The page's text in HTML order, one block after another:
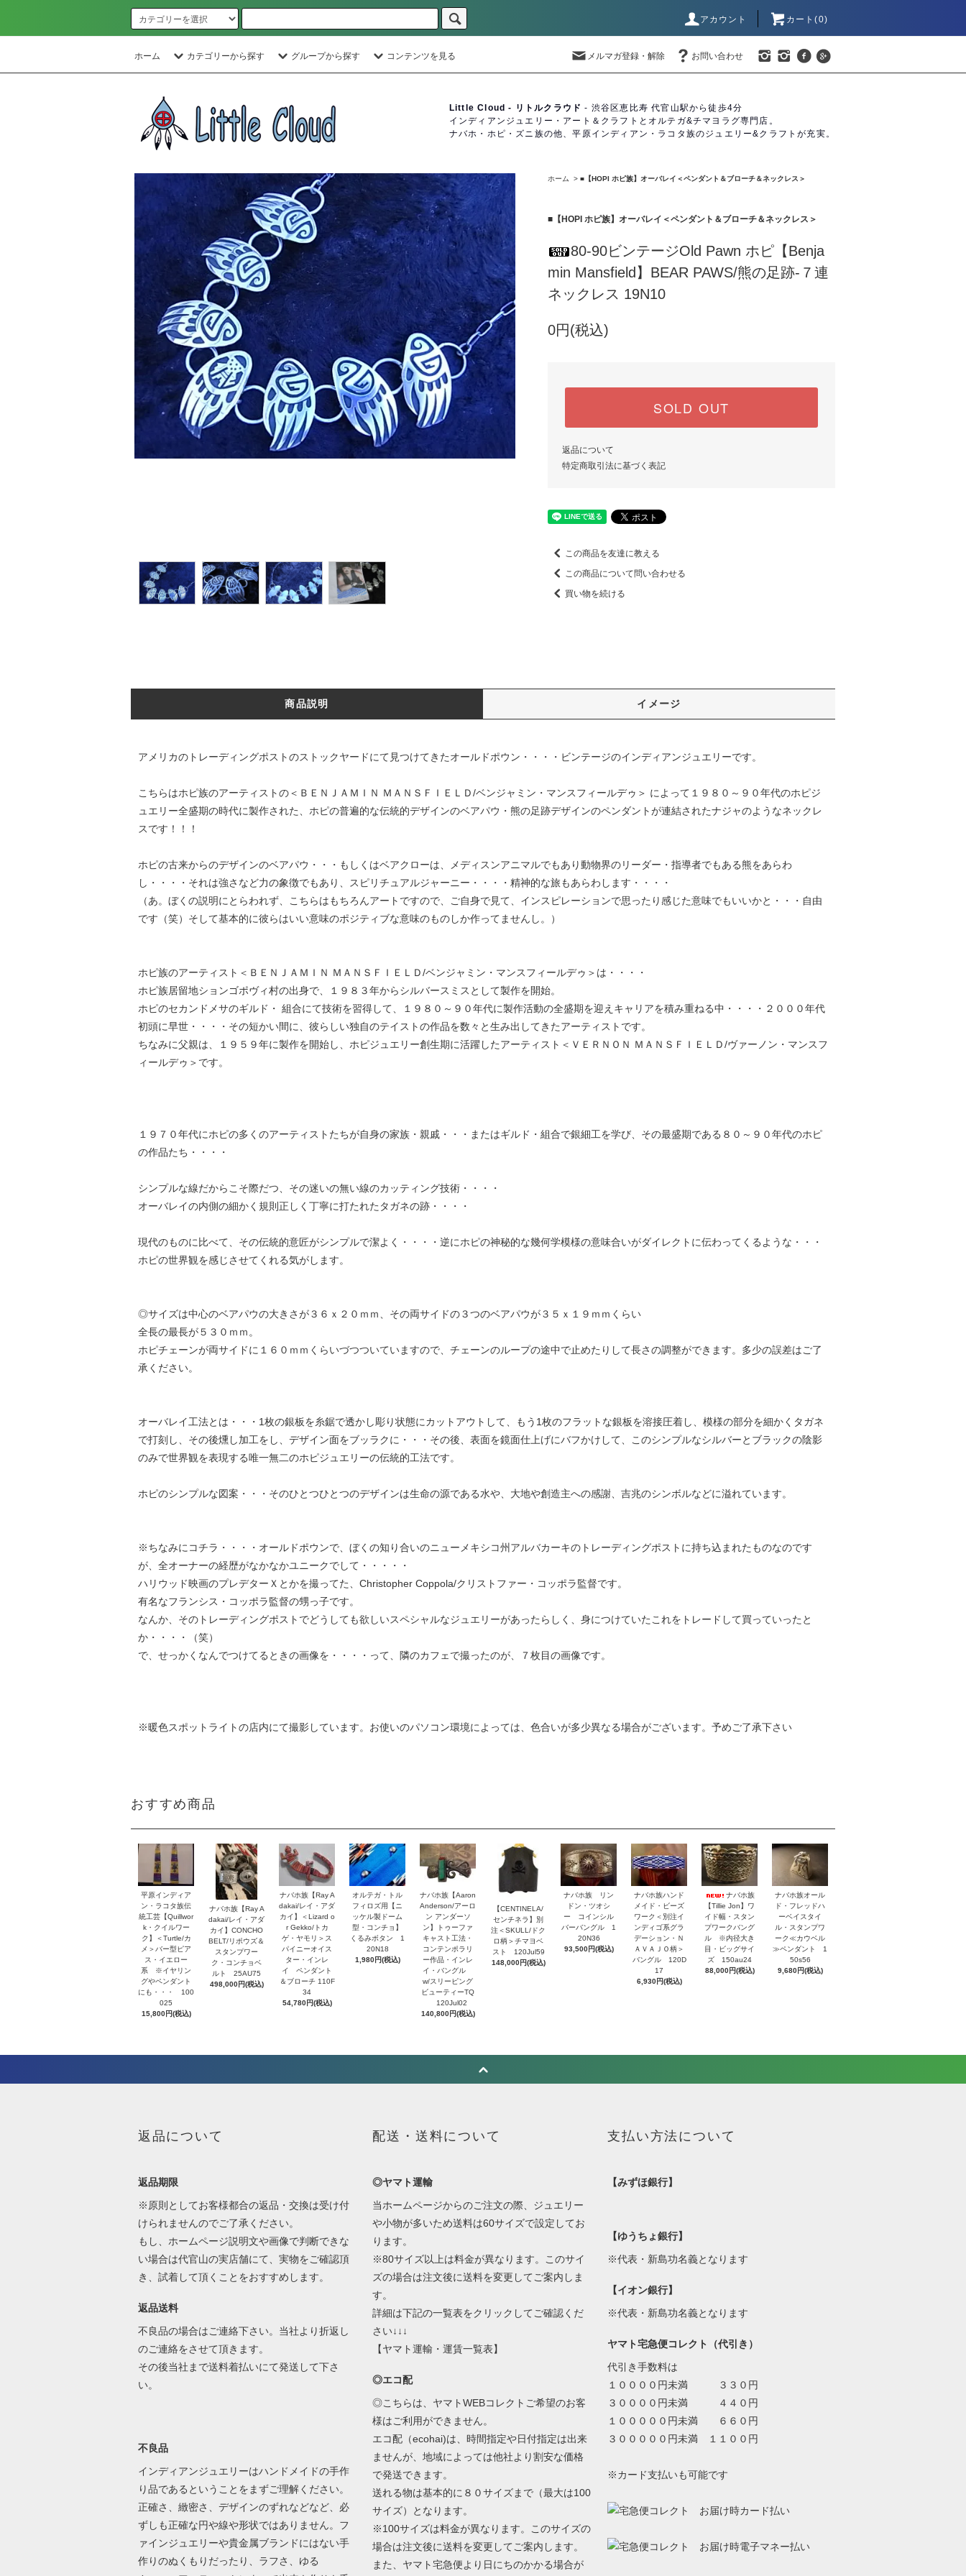
アカウント カート(0)
ホーム カテゴリーから探す グループから探す コンテンツを見る メルマガ登録・解除 お問い合わせ
Little Cloud - リトルクラウド - 渋谷区恵比寿 代官山駅から徒歩4分
インディアンジュエリー・アート＆クラフトとオルテガ&チマヨラグ専門店。
ナバホ・ホピ・ズニ族の他、平原インディアン・ラコタ族のジュエリー&クラフトが充実。
ホーム > ■【HOPI ホピ族】オーバレイ＜ペンダント＆ブローチ＆ネックレス＞
■【HOPI ホピ族】オーバレイ＜ペンダント＆ブローチ＆ネックレス＞
80-90ビンテージOld Pawn ホピ【Benja
min Mansfield】BEAR PAWS/熊の足跡-７連
ネックレス 19N10
0円(税込)
SOLD OUT
返品について
特定商取引法に基づく表記
この商品を友達に教える
この商品について問い合わせる
買い物を続ける
商品説明 イメージ
アメリカのトレーディングポストのストックヤードにて見つけてきたオールドポウン・・・・ビンテージのインディアンジュエリーです。
こちらはホピ族のアーティストの＜ＢＥＮＪＡＭＩＮ ＭＡＮＳＦＩＥＬＤ/ベンジャミン・マンスフィールデゥ＞ によって１９８０～９０年代のホピジ
ュエリー全盛期の時代に製作された、ホピの普遍的な伝統的デザインのベアパウ・熊の足跡デザインのペンダントが連結されたナジャのようなネックレ
スです！！！
ホピの古来からのデザインのベアパウ・・・もしくはベアクローは、メディスンアニマルでもあり動物界のリーダー・指導者でもある熊をあらわ
し・・・・それは強さなど力の象徴でもあり、スピリチュアルジャーニー・・・・精神的な旅もあらわします・・・・
（あ。ぼくの説明にとらわれず、こちらはもちろんアートですので、ご自身で見て、インスピレーションで思ったり感じた意味でもいいかと・・・自由
です（笑）そして基本的に彼らはいい意味のポジティブな意味のものしか作ってませんし。）
ホピ族のアーティスト＜ＢＥＮＪＡＭＩＮ ＭＡＮＳＦＩＥＬＤ/ベンジャミン・マンスフィールデゥ＞は・・・・
ホピ族居留地ションゴポヴィ村の出身で、１９８３年からシルバースミスとして製作を開始。
ホピのセカンドメサのギルド・ 組合にて技術を習得して、１９８０～９０年代に製作活動の全盛期を迎えキャリアを積み重ねる中・・・・２０００年代
初頭に早世・・・・その短かい間に、彼らしい独自のテイストの作品を数々と生み出してきたアーティストです。
ちなみに父親は、１９５９年に製作を開始し、ホピジュエリー創生期に活躍したアーティスト＜ＶＥＲＮＯＮ ＭＡＮＳＦＩＥＬＤ/ヴァーノン・マンスフ
ィールデゥ＞です。
１９７０年代にホピの多くのアーティストたちが自身の家族・親戚・・・またはギルド・組合で銀細工を学び、その最盛期である８０～９０年代のホピ
の作品たち・・・・
シンプルな線だからこそ際だつ、その迷いの無い線のカッティング技術・・・・
オーバレイの内側の細かく規則正しく丁寧に打たれたタガネの跡・・・・
現代のものに比べて、その伝統的意匠がシンプルで潔よく・・・・逆にホピの神秘的な幾何学模様の意味合いがダイレクトに伝わってくるような・・・
ホピの世界観を感じさせてくれる気がします。
◎サイズは中心のベアパウの大きさが３６ｘ２０ｍｍ、その両サイドの３つのベアパウが３５ｘ１９ｍｍくらい
全長の最長が５３０ｍｍ。
ホピチェーンが両サイドに１６０ｍｍくらいづつついていますので、チェーンのループの途中で止めたりして長さの調整ができます。多少の誤差はご了
承ください。
オーバレイ工法とは・・・1枚の銀板を糸鋸で透かし彫り状態にカットアウトして、もう1枚のフラットな銀板を溶接圧着し、模様の部分を細かくタガネ
で打刻し、その後燻し加工をし、デザイン面をブッラクに・・・その後、表面を鏡面仕上げにバフかけして、このシンプルなシルバーとブラックの陰影
のみで世界観を表現する唯一無二のホピジュエリーの伝統的工法です。
ホピのシンプルな図案・・・そのひとつひとつのデザインは生命の源である水や、大地や創造主への感謝、吉兆のシンボルなどに溢れています。
※ちなみにコチラ・・・・オールドポウンで、ぼくの知り合いのニューメキシコ州アルバカーキのトレーディングポストに持ち込まれたものなのです
が、全オーナーの経歴がなかなかユニークでして・・・・・
ハリウッド映画のプレデターＸとかを撮ってた、Christopher Coppola/クリストファー・コッポラ監督です。
有名なフランシス・コッポラ監督の甥っ子です。
なんか、そのトレーディングポストでどうしても欲しいスペシャルなジュエリーがあったらしく、身につけていたこれをトレードして買っていったと
か・・・・（笑）
で、せっかくなんでつけてるときの画像を・・・・って、隣のカフェで撮ったのが、７枚目の画像です。
※暖色スポットライトの店内にて撮影しています。お使いのパソコン環境によっては、色合いが多少異なる場合がございます。予めご了承下さい
おすすめ商品
平原インディア
ン・ラコタ族伝
統工芸【Quillwor
k・クイルワー
ク】＜Turtle/カ
メ＞バー型ピア
ス・イエロー
系 ※イヤリン
グやペンダント
にも・・・ 100
025
15,800円(税込)
ナバホ族【Ray A
dakai/レイ・アダ
カイ】CONCHO
BELT/リポウズ＆
スタンプワー
ク・コンチョベ
ルト 25AU75
498,000円(税込)
ナバホ族【Ray A
dakai/レイ・アダ
カイ】＜Lizard o
r Gekko/トカ
ゲ・ヤモリ＞ス
パイニーオイス
ター・インレ
イ ペンダント
＆ブローチ 110F
34
54,780円(税込)
オルテガ・トル
フィロズ用【ニ
ッケル製ドーム
型・コンチョ】
くるみボタン 1
20N18
1,980円(税込)
ナバホ族【Aaron
Anderson/アーロ
ン アンダーソ
ン】トゥーファ
キャスト工法・
コンテンポラリ
ー作品・インレ
イ・バングル
w/スリーピング
ビューティーTQ
120Jul02
140,800円(税込)
【CENTINELA/
センチネラ】別
注＜SKULL/ドク
ロ柄＞チマヨベ
スト 120Jul59
148,000円(税込)
ナバホ族 リン
ドン・ツオシ
ー コインシル
バーバングル 1
20N36
93,500円(税込)
ナバホ族ハンド
メイド・ビーズ
ワーク＜別注イ
ンディゴ系グラ
デーション・Ｎ
ＡＶＡＪＯ柄＞
バングル 120D
17
6,930円(税込)
ナバホ族
【Tillie Jon】ワ
イド幅・スタン
プワークバング
ル ※内径大き
目・ビッグサイ
ズ 150au24
88,000円(税込)
ナバホ族オール
ド・フレッドハ
ーベイスタイ
ル・スタンプワ
ーク≪カウベル
≫ペンダント 1
50s56
9,680円(税込)
返品について
返品期限
※原則としてお客様都合の返品・交換は受け付
けられませんのでご了承ください。
もし、ホームページ説明文や画像で判断できな
い場合は代官山の実店舗にて、実物をご確認頂
き、試着して頂くことをおすすめします。
返品送料
不良品の場合はご連絡下さい。当社より折返し
のご連絡をさせて頂きます。
その後当社まで送料着払いにて発送して下さ
い。
不良品
インディアンジュエリーはハンドメイドの手作
り品であるということをまずご理解ください。
正確さ、緻密さ、デザインのずれなどなど、必
ずしも正確な円や線や形状ではありません。フ
ァインジュエリーや貴金属ブランドにはない手
作りのぬくもりだったり、ラフさ、ゆる
配送・送料について
◎ヤマト運輸
当ホームページからのご注文の際、ジュエリー
や小物が多いため送料は60サイズで設定してお
ります。
※80サイズ以上は料金が異なります。このサイ
ズの場合は注文後に送料を変更してご案内しま
す。
詳細は下記の一覧表をクリックしてご確認くだ
さい↓↓↓
【ヤマト運輸・運賃一覧表】
◎エコ配
◎こちらは、ヤマトWEBコレクトご希望のお客
様はご利用ができません。
エコ配（ecohai)は、時間指定や日付指定は出来
ませんが、地域によっては他社より割安な価格
で発送できます。
送れる物は基本的に８０サイズまで（最大は100
サイズ）となります。
※100サイズは料金が異なります。このサイズの
場合は注文後に送料を変更してご案内します。
また、ヤマト宅急便より日にちのかかる場合が
支払い方法について
【みずほ銀行】
【ゆうちょ銀行】
※代表・新島功名義となります
【イオン銀行】
※代表・新島功名義となります
ヤマト宅急便コレクト（代引き）
代引き手数料は
１００００円未満 ３３０円
３００００円未満 ４４０円
１０００００円未満 ６６０円
３０００００円未満 １１００円
※カード支払いも可能です